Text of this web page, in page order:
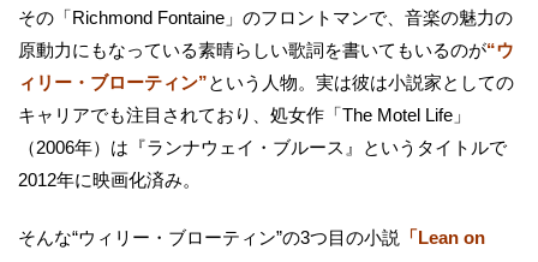
その「Richmond Fontaine」のフロントマンで、音楽の魅力の
原動力にもなっている素晴らしい歌詞を書いてもいるのが“ウ
ィリー・ブローティン”という人物。実は彼は小説家としての
キャリアでも注目されており、処女作「The Motel Life」
（2006年）は『ランナウェイ・ブルース』というタイトルで
2012年に映画化済み。
そんな“ウィリー・ブローティン”の3つ目の小説 「Lean on